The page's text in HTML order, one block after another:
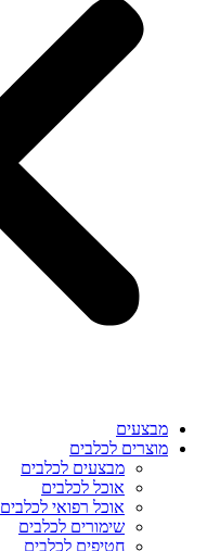
מבצעים
מוצרים לכלבים
מבצעים לכלבים
אוכל לכלבים
אוכל רפואי לכלבים
שימורים לכלבים
חטיפים לכלבים